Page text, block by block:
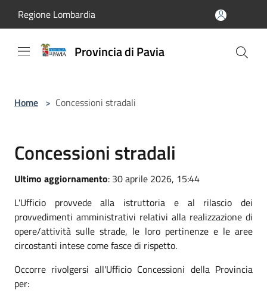
Regione Lombardia
Provincia di Pavia
Home > Concessioni stradali
Concessioni stradali
Ultimo aggiornamento: 30 aprile 2026, 15:44
L'Ufficio provvede alla istruttoria e al rilascio dei
provvedimenti amministrativi relativi alla realizzazione di
opere/attività sulle strade, le loro pertinenze e le aree
circostanti intese come fasce di rispetto.
Occorre rivolgersi all'Ufficio Concessioni della Provincia
per: